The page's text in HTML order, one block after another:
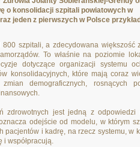
o konsolidacji szpitali powiatowych w
jeden z pierwszych w Polsce
800 szpitali, a zdecydowana większość
To właśnie na poziomie
dotyczące organizacji systemu
konsolidacyjnych, które mają coraz
demograficznych, rosnących
zdrowotnych jest jedną z odpowiedzi
odejście od modelu, w którym
pacjentów i kadrę, na rzecz systemu, w
i współpracują.